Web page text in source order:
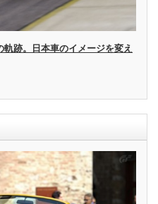
軌跡。日本車のイメージを変え